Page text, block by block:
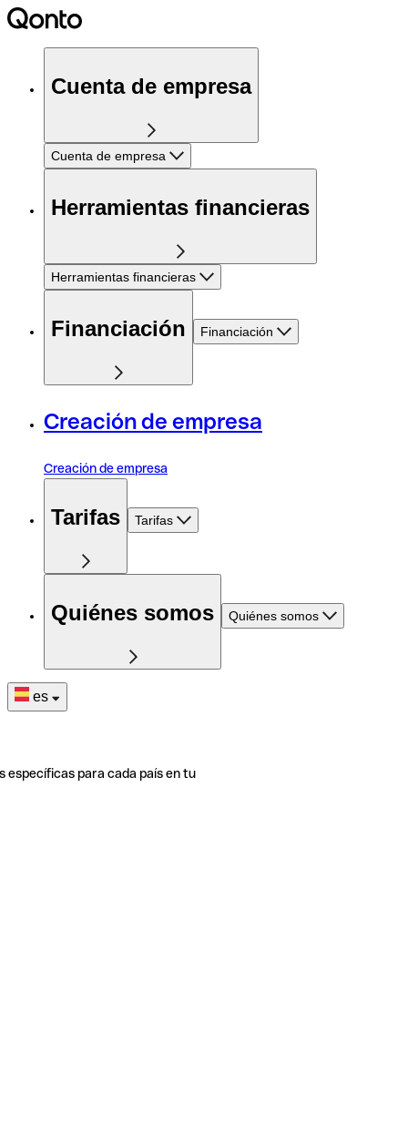
Cuenta de empresa
Cuenta de empresa
Herramientas financieras
Herramientas financieras
Financiación Financiación
Creación de empresa
Creación de empresa
Tarifas Tarifas
Quiénes somos Quiénes somos
es
específicas para cada país en tu